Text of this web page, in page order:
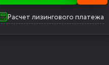
Расчет лизингового платежа